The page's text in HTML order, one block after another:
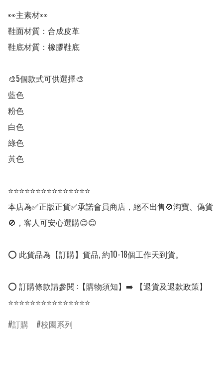
👀主素材👀
鞋面材質：合成皮革
鞋底材質：橡膠鞋底
🎨5個款式可供選擇🎨
藍色
粉色
白色
綠色
黃色
⭐⭐⭐⭐⭐⭐⭐⭐⭐⭐⭐⭐⭐⭐⭐
本店為✅正版正貨✅承諾會員商店，絕不出售🚫淘寶、偽貨
🚫，客人可安心選購😊😊
⭕ 此貨品為【訂購】貨品, 約10-18個工作天到貨。
⭕ 訂購條款請參閱 :【購物須知】➡️ 【退貨及退款政策】
⭐⭐⭐⭐⭐⭐⭐⭐⭐⭐⭐⭐⭐⭐⭐
訂購
校園系列